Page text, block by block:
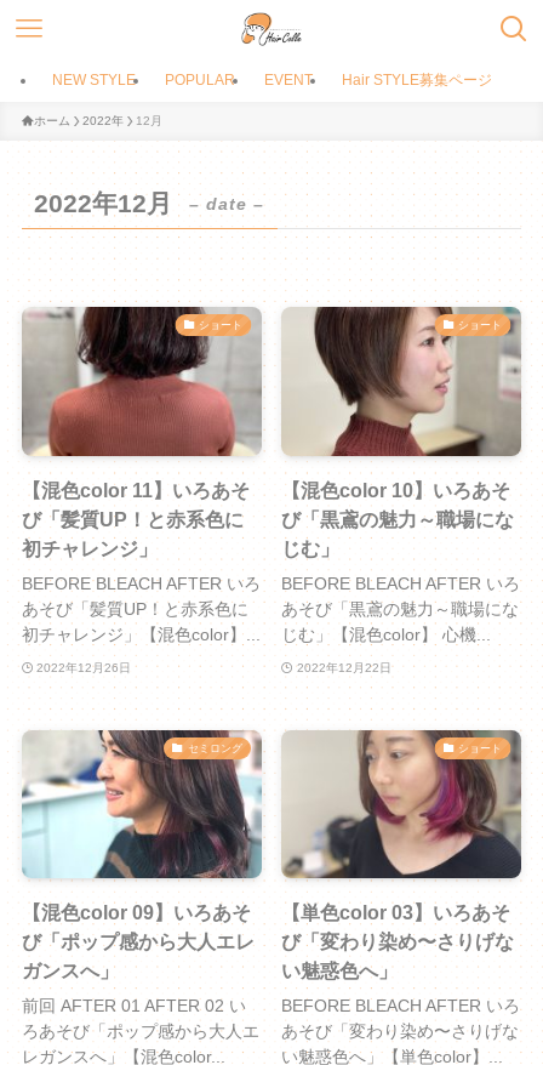
NEW STYLE POPULAR EVENT Hair STYLE募集ページ
ホーム 2022年 12月
2022年12月 – date –
ショート
【混色color 11】いろあそ
び「髪質UP！と赤系色に
初チャレンジ」
BEFORE BLEACH AFTER いろ
あそび「髪質UP！と赤系色に
初チャレンジ」【混色color】...
2022年12月26日
ショート
【混色color 10】いろあそ
び「黒鳶の魅力～職場にな
じむ」
BEFORE BLEACH AFTER いろ
あそび「黒鳶の魅力～職場にな
じむ」【混色color】 心機...
2022年12月22日
セミロング
【混色color 09】いろあそ
び「ポップ感から大人エレ
ガンスへ」
前回 AFTER 01 AFTER 02 い
ろあそび「ポップ感から大人エ
レガンスへ」【混色color...
ショート
【単色color 03】いろあそ
び「変わり染め〜さりげな
い魅惑色へ」
BEFORE BLEACH AFTER いろ
あそび「変わり染め〜さりげな
い魅惑色へ」【単色color】...